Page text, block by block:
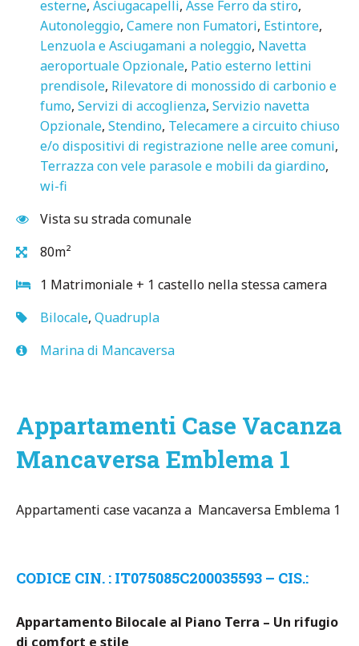
esterne, Asciugacapelli, Asse Ferro da stiro,
Autonoleggio, Camere non Fumatori, Estintore,
Lenzuola e Asciugamani a noleggio, Navetta
aeroportuale Opzionale, Patio esterno lettini
prendisole, Rilevatore di monossido di carbonio e
fumo, Servizi di accoglienza, Servizio navetta
Opzionale, Stendino, Telecamere a circuito chiuso
e/o dispositivi di registrazione nelle aree comuni,
Terrazza con vele parasole e mobili da giardino,
wi-fi
Vista su strada comunale
80m²
1 Matrimoniale + 1 castello nella stessa camera
Bilocale, Quadrupla
Marina di Mancaversa
Appartamenti Case Vacanza
Mancaversa Emblema 1
Appartamenti case vacanza a Mancaversa Emblema 1
CODICE CIN. : IT075085C200035593 – CIS.:
Appartamento Bilocale al Piano Terra – Un rifugio
di comfort e stile